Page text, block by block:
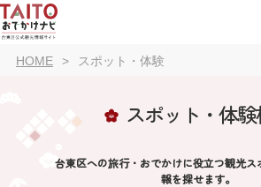
HOME スポット・体験
スポット・体
台東区への旅行・おでかけに役立つ観光ス
報を探せます。